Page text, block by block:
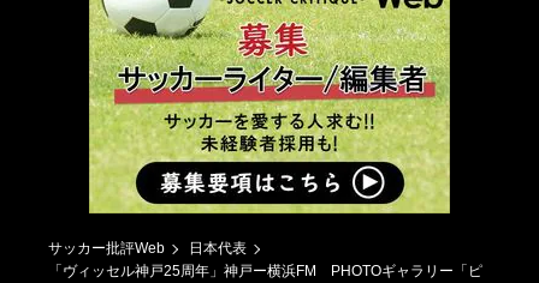
サッカー批評Web
日本代表
「ヴィッセル神戸25周年」神戸ー横浜FM PHOTOギャラリー「ピ